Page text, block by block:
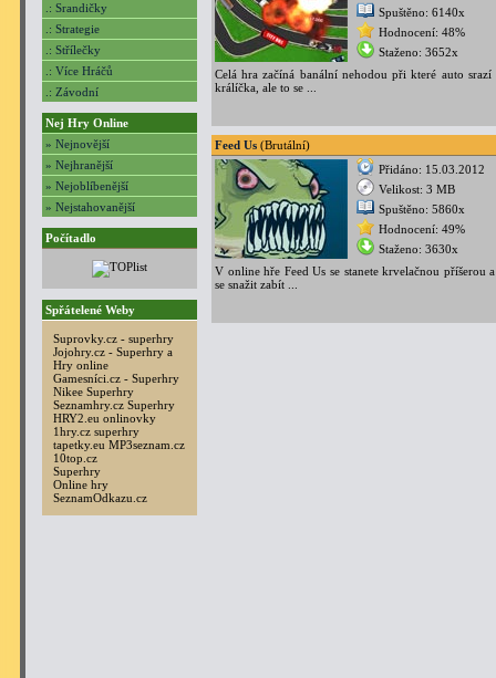
.: Srandičky
.: Strategie
.: Střílečky
.: Více Hráčů
.: Závodní
Nej Hry Online
» Nejnovější
» Nejhranější
» Nejoblíbenější
» Nejstahovanější
Počítadlo
Spřátelené Weby
Suprovky.cz - superhry
Jojohry.cz - Superhry a
Hry online
Gamesníci.cz - Superhry
Nikee Superhry
Seznamhry.cz Superhry
HRY2.eu onlinovky
1hry.cz superhry
tapetky.eu MP3seznam.cz
10top.cz
Superhry
Online hry
SeznamOdkazu.cz
Spuštěno: 6140x
Hodnocení: 48%
Staženo: 3652x
Celá hra začíná banální nehodou při které auto srazí
králíčka, ale to se ...
Feed Us (Brutální)
Přidáno: 15.03.2012
Velikost: 3 MB
Spuštěno: 5860x
Hodnocení: 49%
Staženo: 3630x
V online hře Feed Us se stanete krvelačnou příšerou
se snažit zabít ...